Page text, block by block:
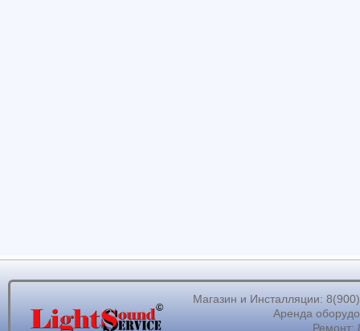
Магазин и Инсталляции:
Аренда
Ремонт: